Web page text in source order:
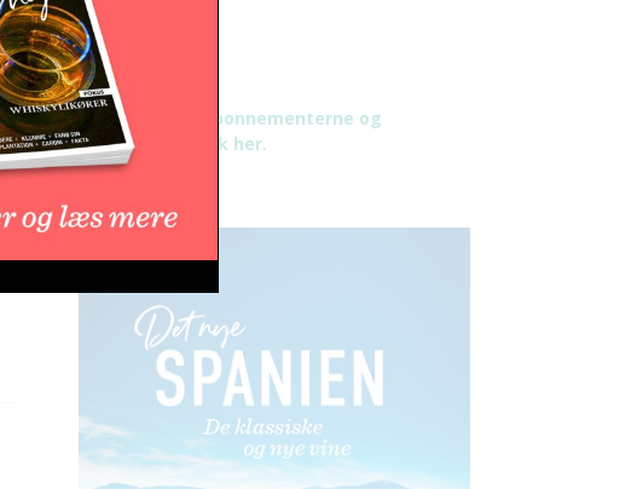
Læs mere om abonnementerne og
betingelser - klik her.